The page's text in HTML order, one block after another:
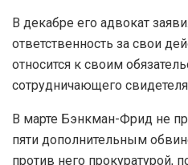
В декабре его адвокат
ответственность за свои
относится к своим
сотрудничающего
В марте Бэнкман-Фрид не
пяти дополнительным
против него прокуратурой,